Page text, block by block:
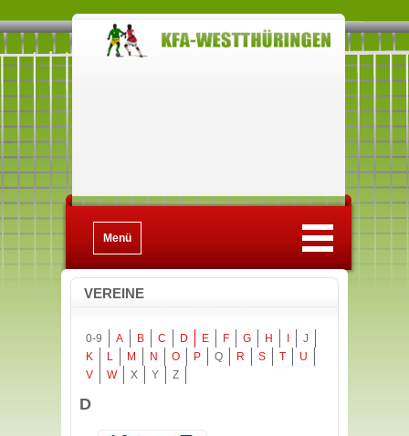
Menü
VEREINE
0-9 A B C D E F G H
J
K
L M N O P Q R S T
U
V
W X Y Z
D